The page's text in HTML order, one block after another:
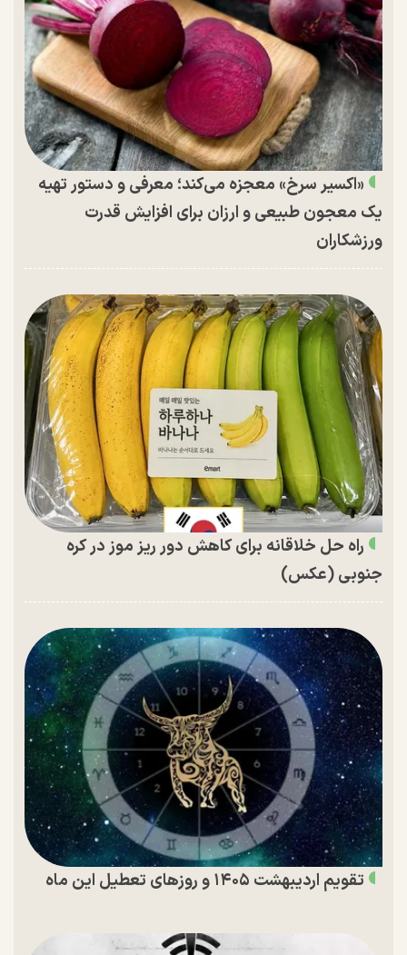
«اکسیر سرخ» معجزه می‌کند؛ معرفی و دستور تهیه
یک معجون طبیعی و ارزان برای افزایش قدرت
ورزشکاران
راه حل خلاقانه برای کاهش دور ریز موز در کره
جنوبی (عکس)
تقویم اردیبهشت ۱۴۰۵ و روز‌های تعطیل این ماه